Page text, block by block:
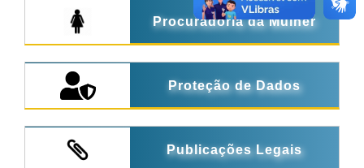
Procuradoria da Mulher
Proteção de Dados
Publicações Legais